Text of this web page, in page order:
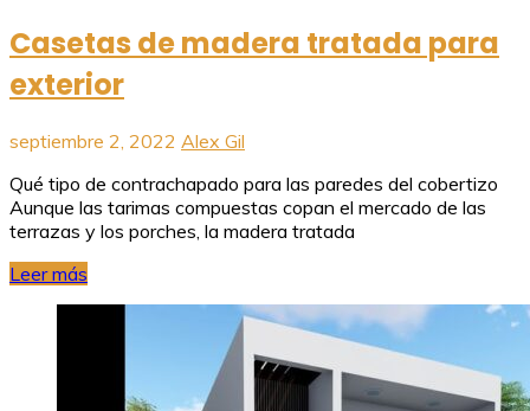
Casetas de madera tratada para
exterior
septiembre 2, 2022 Alex Gil
Qué tipo de contrachapado para las paredes del cobertizo
Aunque las tarimas compuestas copan el mercado de las
terrazas y los porches, la madera tratada
Leer más